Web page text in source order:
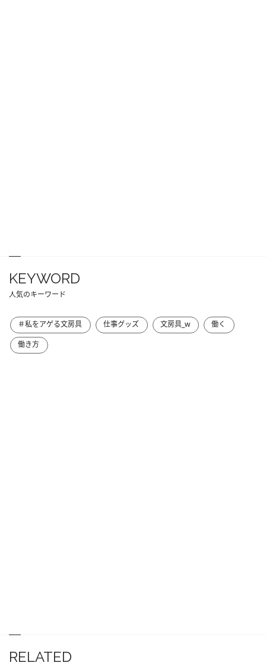
KEYWORD
人気のキーワード
＃私をアゲる文房具 仕事グッズ 文房具_w
働く
働き方
RELATED